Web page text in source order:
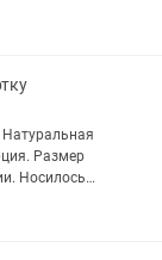
Натуральная